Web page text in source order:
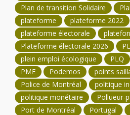
Plan de transition Solidaire
plateforme
plateforme 2022
plateforme électorale
Plateforme électorale 2026
plein emploi écologique
PLQ
PME
Podemos points
Police de Montréal
politique
politique monétaire
Pollueur-
Port de Montréal
Portugal